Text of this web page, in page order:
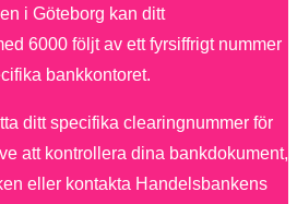
i Göteborg kan ditt
6000 följt av ett fyrsiffrigt nummer
bankkontoret.
ditt specifika clearingnummer för
att kontrollera dina bankdokument,
eller kontakta Handelsbankens